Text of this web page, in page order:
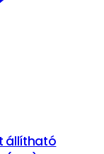
állítható